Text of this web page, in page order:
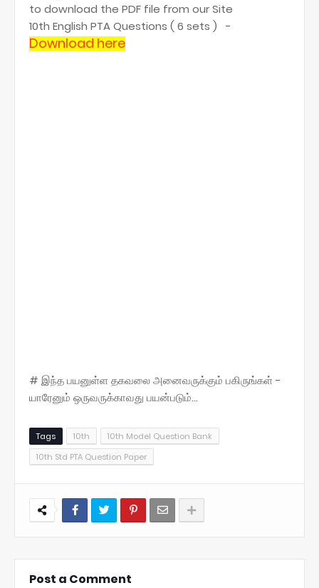
to download the PDF file from our Site
10th English PTA Questions ( 6 sets ) -
Download here
# இந்த பயனுள்ள தகவலை அனைவருக்கும் பகிருங்கள் -
யாரேனும் ஒருவருக்காவது பயன்படும்...
Tags 10th
10th Model Question Bank
10th Std PTA Question Paper
Post a Comment